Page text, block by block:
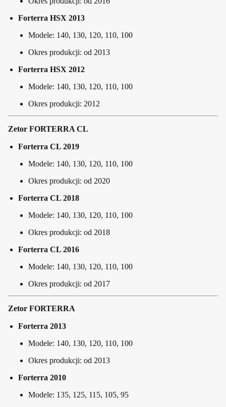
Forterra HSX 2013
Modele: 140, 130, 120, 110, 100
Okres produkcji: od 2013
Forterra HSX 2012
Modele: 140, 130, 120, 110, 100
Okres produkcji: 2012
Zetor FORTERRA CL
Forterra CL 2019
Modele: 140, 130, 120, 110, 100
Okres produkcji: od 2020
Forterra CL 2018
Modele: 140, 130, 120, 110, 100
Okres produkcji: od 2018
Forterra CL 2016
Modele: 140, 130, 120, 110, 100
Okres produkcji: od 2017
Zetor FORTERRA
Forterra 2013
Modele: 140, 130, 120, 110, 100
Okres produkcji: od 2013
Forterra 2010
Modele: 135, 125, 115, 105, 95